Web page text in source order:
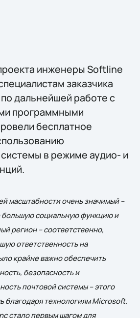
инженеры Softline
заказчика
дальнейшей работе с
программными
бесплатное
в режиме аудио- и
масштабности очень значимый –
большую социальную функцию и
регион – соответственно,
ответственность на
крайне важно обеспечить
безопасность и
почтовой системы – этого
благодаря технологиям Microsoft.
стало первым шагом для